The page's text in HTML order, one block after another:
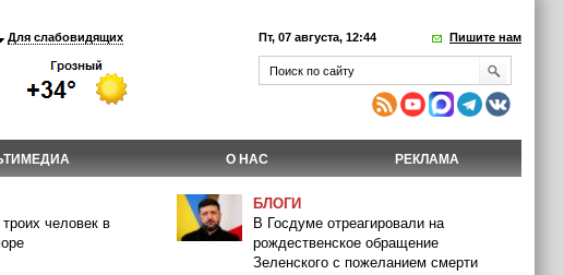
Для слабовидящих Пт, 07 августа, 12:44 Пишите нам
О НАС РЕКЛАМА
человек в
БЛОГИ
В Госдуме отреагировали на
рождественское обращение
Зеленского с пожеланием смерти